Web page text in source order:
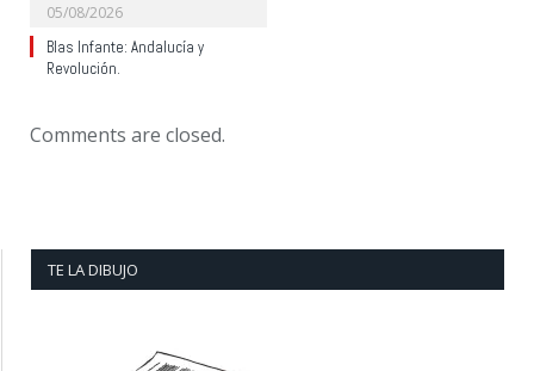
05/08/2026
Blas Infante: Andalucía y
Revolución.
Comments are closed.
TE LA DIBUJO